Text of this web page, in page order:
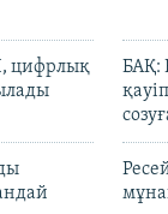
цифрлық
БАҚ: